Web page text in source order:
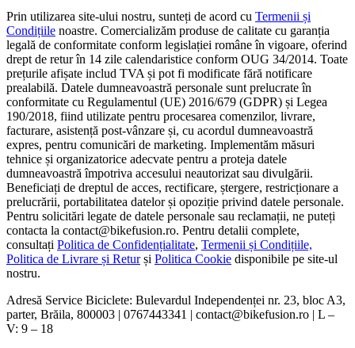
Prin utilizarea site-ului nostru, sunteți de acord cu Termenii și
Condițiile noastre. Comercializăm produse de calitate cu garanția
legală de conformitate conform legislației române în vigoare, oferind
drept de retur în 14 zile calendaristice conform OUG 34/2014. Toate
prețurile afișate includ TVA și pot fi modificate fără notificare
prealabilă. Datele dumneavoastră personale sunt prelucrate în
conformitate cu Regulamentul (UE) 2016/679 (GDPR) și Legea
190/2018, fiind utilizate pentru procesarea comenzilor, livrare,
facturare, asistență post-vânzare și, cu acordul dumneavoastră
expres, pentru comunicări de marketing. Implementăm măsuri
tehnice și organizatorice adecvate pentru a proteja datele
dumneavoastră împotriva accesului neautorizat sau divulgării.
Beneficiați de dreptul de acces, rectificare, ștergere, restricționare a
prelucrării, portabilitatea datelor și opoziție privind datele personale.
Pentru solicitări legate de datele personale sau reclamații, ne puteți
contacta la contact@bikefusion.ro. Pentru detalii complete,
consultați Politica de Confidențialitate, Termenii și Condițiile,
Politica de Livrare și Returși Politica Cookie disponibile pe site-ul
nostru.
Adresă Service Biciclete: Bulevardul Independenței nr. 23, bloc A3,
parter, Brăila, 800003 | 0767443341 | contact@bikefusion.ro | L –
V: 9 – 18